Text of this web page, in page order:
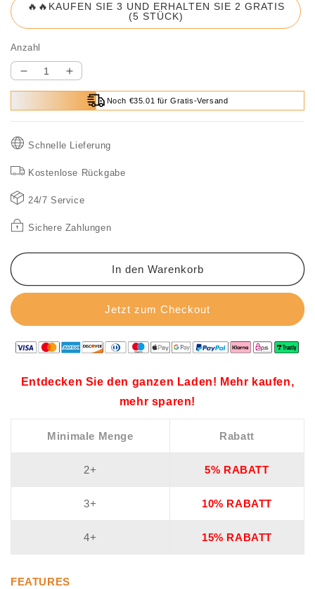
🔥🔥KAUFEN SIE 3 UND ERHALTEN SIE 2 GRATIS
(5 STÜCK)
Anzahl
Verringere
die
Menge
🔥
Winterangebot
50%
RABATT
🔥
Bohrer
Aufbereitung
Erhöhe
die
Menge
Winterangebot
50%
RABATT
🔥
Bohrer
Aufbereitung
Schleifer
Noch €35.01 für Gratis-Versand
Schnelle Lieferung
Kostenlose Rückgabe
24/7 Service
Sichere Zahlungen
In den Warenkorb
Jetzt zum Checkout
Entdecken Sie den ganzen Laden! Mehr kaufen,
mehr sparen!
Minimale Menge Rabatt
2+ 5% RABATT
3+ 10% RABATT
4+ 15% RABATT
FEATURES